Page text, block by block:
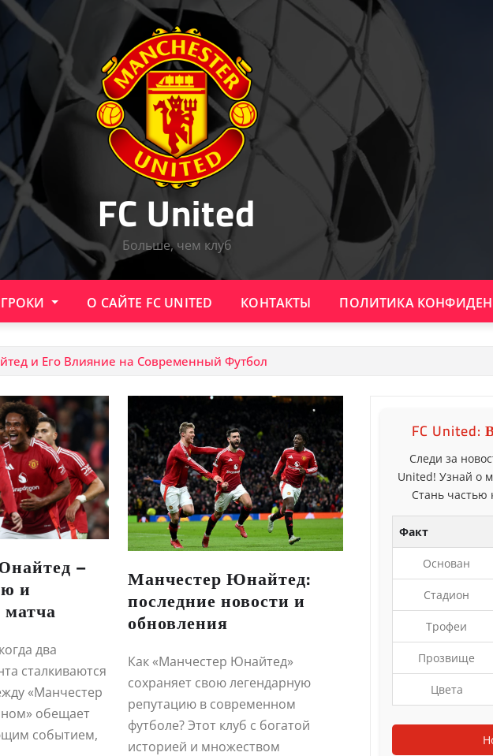
FC United
Больше, чем клуб
О САЙТЕ FC UNITED КОНТАКТЫ ПОЛИТИКА
и Его Влияние на Современный Футбол
–
и
два
сталкиваются
«Манчестер
обещает
событием,
Манчестер Юнайтед:
последние новости и
обновления
Как «Манчестер Юнайтед»
сохраняет свою легендарную
репутацию в современном
футболе? Этот клуб с богатой
историей и множеством
FC United:
Следи за
United! Узнай о
Стань частью
Факт
Основан
Стадион
Трофеи
Прозвище
Цвета